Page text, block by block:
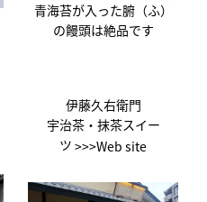
青海苔が入った腑（ふ）
の饅頭は絶品です
伊藤久右衛門
宇治茶・抹茶スイー
ツ >>>Web site